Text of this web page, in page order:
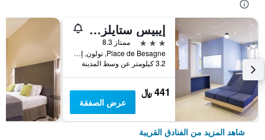
إيبيس ستايلز تولون سنتر بورت
3 نجوم
ممتاز 8.3
Place de Besagne, تولون, إقليم فار, فرنسا
3.2 كيلومتر عن وسط المدينة
441 ﷼
عرض الصفقة
شاهد المزيد من الفنادق القريبة